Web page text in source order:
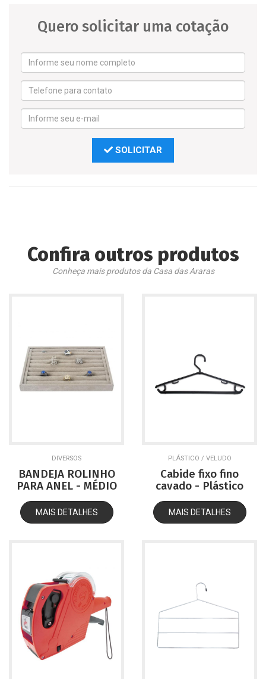
Quero solicitar uma cotação
SOLICITAR
Confira outros produtos
Conheça mais produtos da Casa das Araras
DIVERSOS
BANDEJA ROLINHO
PARA ANEL - MÉDIO
MAIS DETALHES
PLÁSTICO / VELUDO
Cabide fixo fino
cavado - Plástico
MAIS DETALHES